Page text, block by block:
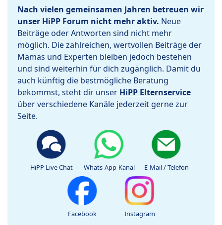
Nach vielen gemeinsamen Jahren betreuen wir
unser HiPP Forum nicht mehr aktiv. Neue
Beiträge oder Antworten sind nicht mehr
möglich. Die zahlreichen, wertvollen Beiträge der
Mamas und Experten bleiben jedoch bestehen
und sind weiterhin für dich zugänglich. Damit du
auch künftig die bestmögliche Beratung
bekommst, steht dir unser HiPP Elternservice
über verschiedene Kanäle jederzeit gerne zur
Seite.
HiPP Live Chat Whats-App-Kanal E-Mail / Telefon
Facebook Instagram